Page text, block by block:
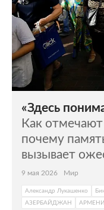
«Здесь
Как
почему
вызывает
9 мая 2026 Мир
Александр Лукашенко
АЗЕРБАЙДЖАН